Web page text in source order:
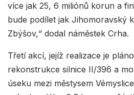
více jak 25, 6 miliónů korun a
bude podílet jak Jihomoravský
Zbýšov,“ dodal náměstek Crha.
Třetí akcí, jejíž realizace je
rekonstrukce silnice II/396 a
úseku mezi městysem